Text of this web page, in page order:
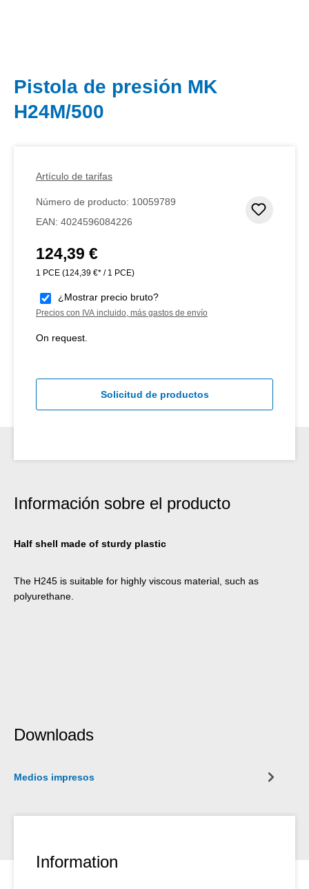
Pistola de presión MK
H24M/500
Artículo de tarifas
Número de producto: 10059789
EAN: 4024596084226
Precio normal:
124,39 €
1 PCE (124,39 €* / 1 PCE)
¿Mostrar precio bruto?
Precios con IVA incluido, más gastos de envío
On request.
Solicitud de productos
Información sobre el producto
Half shell made of sturdy plastic
The H245 is suitable for highly viscous material, such as
polyurethane.
Downloads
Medios impresos
Information